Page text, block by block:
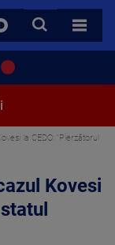
CAUTA
TOATE
la CEDO: ”Pierzătorul
Kovesi